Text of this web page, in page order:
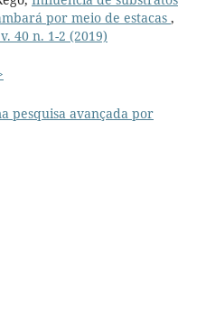
por meio de estacas ,
40 n. 1-2 (2019)
pesquisa avançada por